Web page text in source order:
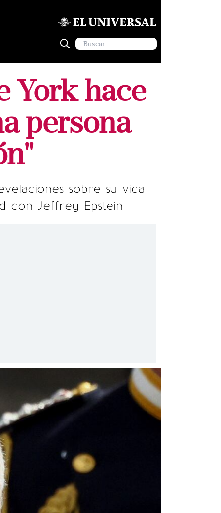
York hace
persona
sobre su vida
con Jeffrey Epstein